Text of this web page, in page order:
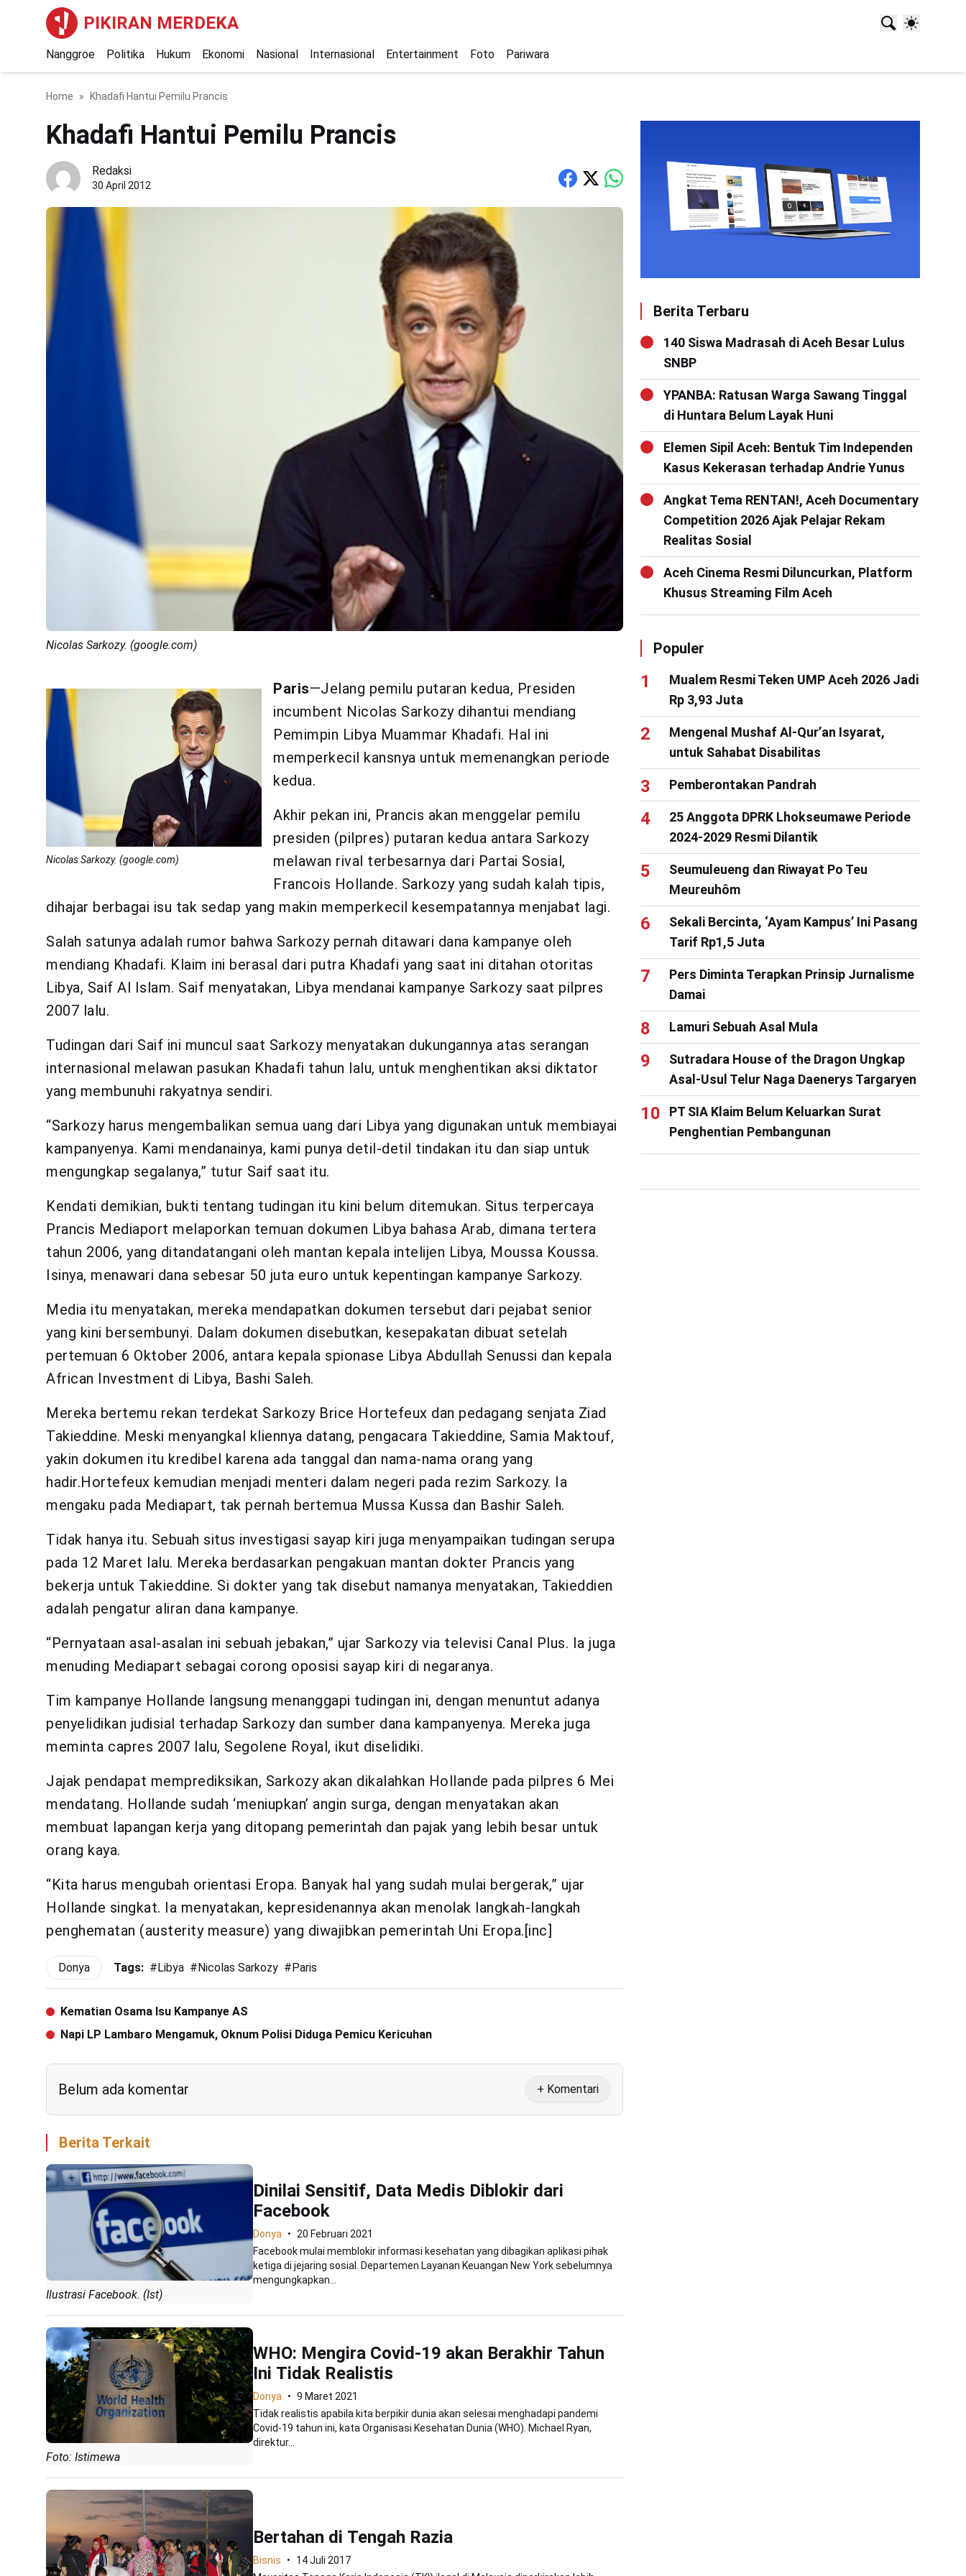
PIKIRAN MERDEKA
Nanggroe Politika Hukum Ekonomi Nasional Internasional Entertainment Foto Pariwara
Home Khadafi Hantui Pemilu Prancis
Khadafi Hantui Pemilu Prancis
Redaksi
30 April 2012
Nicolas Sarkozy. (google.com)
Nicolas Sarkozy. (google.com)
Paris—Jelang pemilu putaran kedua, Presiden
incumbent Nicolas Sarkozy dihantui mendiang
Pemimpin Libya Muammar Khadafi. Hal ini
memperkecil kansnya untuk memenangkan periode
kedua.
Akhir pekan ini, Prancis akan menggelar pemilu
presiden (pilpres) putaran kedua antara Sarkozy
melawan rival terbesarnya dari Partai Sosial,
Francois Hollande. Sarkozy yang sudah kalah tipis,
dihajar berbagai isu tak sedap yang makin memperkecil kesempatannya menjabat lagi.
Salah satunya adalah rumor bahwa Sarkozy pernah ditawari dana kampanye oleh
mendiang Khadafi. Klaim ini berasal dari putra Khadafi yang saat ini ditahan otoritas
Libya, Saif Al Islam. Saif menyatakan, Libya mendanai kampanye Sarkozy saat pilpres
2007 lalu.
Tudingan dari Saif ini muncul saat Sarkozy menyatakan dukungannya atas serangan
internasional melawan pasukan Khadafi tahun lalu, untuk menghentikan aksi diktator
yang membunuhi rakyatnya sendiri.
“Sarkozy harus mengembalikan semua uang dari Libya yang digunakan untuk membiayai
kampanyenya. Kami mendanainya, kami punya detil-detil tindakan itu dan siap untuk
mengungkap segalanya,” tutur Saif saat itu.
Kendati demikian, bukti tentang tudingan itu kini belum ditemukan. Situs terpercaya
Prancis Mediaport melaporkan temuan dokumen Libya bahasa Arab, dimana tertera
tahun 2006, yang ditandatangani oleh mantan kepala intelijen Libya, Moussa Koussa.
Isinya, menawari dana sebesar 50 juta euro untuk kepentingan kampanye Sarkozy.
Media itu menyatakan, mereka mendapatkan dokumen tersebut dari pejabat senior
yang kini bersembunyi. Dalam dokumen disebutkan, kesepakatan dibuat setelah
pertemuan 6 Oktober 2006, antara kepala spionase Libya Abdullah Senussi dan kepala
African Investment di Libya, Bashi Saleh.
Mereka bertemu rekan terdekat Sarkozy Brice Hortefeux dan pedagang senjata Ziad
Takieddine. Meski menyangkal kliennya datang, pengacara Takieddine, Samia Maktouf,
yakin dokumen itu kredibel karena ada tanggal dan nama-nama orang yang
hadir.Hortefeux kemudian menjadi menteri dalam negeri pada rezim Sarkozy. Ia
mengaku pada Mediapart, tak pernah bertemua Mussa Kussa dan Bashir Saleh.
Tidak hanya itu. Sebuah situs investigasi sayap kiri juga menyampaikan tudingan serupa
pada 12 Maret lalu. Mereka berdasarkan pengakuan mantan dokter Prancis yang
bekerja untuk Takieddine. Si dokter yang tak disebut namanya menyatakan, Takieddien
adalah pengatur aliran dana kampanye.
“Pernyataan asal-asalan ini sebuah jebakan,” ujar Sarkozy via televisi Canal Plus. Ia juga
menuding Mediapart sebagai corong oposisi sayap kiri di negaranya.
Tim kampanye Hollande langsung menanggapi tudingan ini, dengan menuntut adanya
penyelidikan judisial terhadap Sarkozy dan sumber dana kampanyenya. Mereka juga
meminta capres 2007 lalu, Segolene Royal, ikut diselidiki.
Jajak pendapat memprediksikan, Sarkozy akan dikalahkan Hollande pada pilpres 6 Mei
mendatang. Hollande sudah ‘meniupkan’ angin surga, dengan menyatakan akan
membuat lapangan kerja yang ditopang pemerintah dan pajak yang lebih besar untuk
orang kaya.
“Kita harus mengubah orientasi Eropa. Banyak hal yang sudah mulai bergerak,” ujar
Hollande singkat. Ia menyatakan, kepresidenannya akan menolak langkah-langkah
penghematan (austerity measure) yang diwajibkan pemerintah Uni Eropa.[inc]
Donya Tags: #Libya #Nicolas Sarkozy #Paris
Kematian Osama Isu Kampanye AS
Napi LP Lambaro Mengamuk, Oknum Polisi Diduga Pemicu Kericuhan
Belum ada komentar + Komentari
Berita Terkait
Ilustrasi Facebook. (Ist)
Dinilai Sensitif, Data Medis Diblokir dari
Facebook
Donya
20 Februari 2021
Facebook mulai memblokir informasi kesehatan yang dibagikan aplikasi pihak
ketiga di jejaring sosial. Departemen Layanan Keuangan New York sebelumnya
mengungkapkan...
Foto: Istimewa
WHO: Mengira Covid-19 akan Berakhir Tahun
Ini Tidak Realistis
Donya
9 Maret 2021
Tidak realistis apabila kita berpikir dunia akan selesai menghadapi pandemi
Covid-19 tahun ini, kata Organisasi Kesehatan Dunia (WHO). Michael Ryan,
direktur...
Bertahan di Tengah Razia
Bisnis
14 Juli 2017
Berita Terbaru
140 Siswa Madrasah di Aceh Besar Lulus
SNBP
YPANBA: Ratusan Warga Sawang Tinggal
di Huntara Belum Layak Huni
Elemen Sipil Aceh: Bentuk Tim Independen
Kasus Kekerasan terhadap Andrie Yunus
Angkat Tema RENTAN!, Aceh Documentary
Competition 2026 Ajak Pelajar Rekam
Realitas Sosial
Aceh Cinema Resmi Diluncurkan, Platform
Khusus Streaming Film Aceh
Populer
Mualem Resmi Teken UMP Aceh 2026 Jadi
Rp 3,93 Juta
Mengenal Mushaf Al-Qur’an Isyarat,
untuk Sahabat Disabilitas
Pemberontakan Pandrah
25 Anggota DPRK Lhokseumawe Periode
2024-2029 Resmi Dilantik
Seumuleueng dan Riwayat Po Teu
Meureuhôm
Sekali Bercinta, ‘Ayam Kampus’ Ini Pasang
Tarif Rp1,5 Juta
Pers Diminta Terapkan Prinsip Jurnalisme
Damai
Lamuri Sebuah Asal Mula
Sutradara House of the Dragon Ungkap
Asal-Usul Telur Naga Daenerys Targaryen
PT SIA Klaim Belum Keluarkan Surat
Penghentian Pembangunan